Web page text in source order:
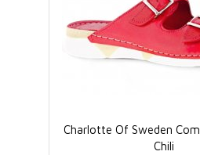
Charlotte Of Sweden
Chili